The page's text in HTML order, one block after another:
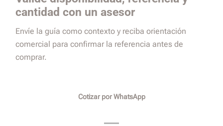
cantidad con un asesor
Envíe la guía como contexto y reciba orientación
comercial para confirmar la referencia antes de
comprar.
Cotizar por WhatsApp